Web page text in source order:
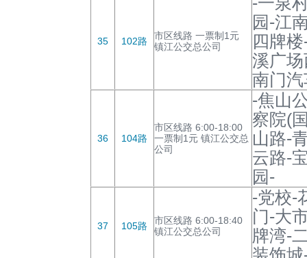
35 102路
市区线路 一票制1元
镇江公交总公司
园-江
四牌
溪广
南门
36 104路
市区线路 6:00-18:00
一票制1元 镇江公交总
公司
-焦山
察院(
山路-
云路-
园-
37 105路
市区线路 6:00-18:40
镇江公交总公司
-党校-
门-大
牌湾-